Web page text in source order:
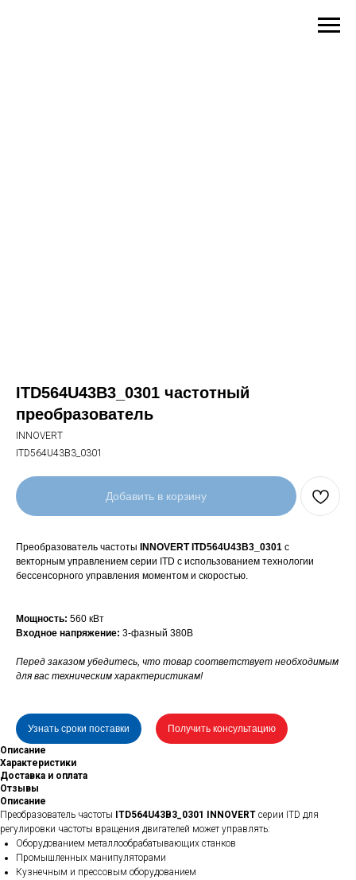
ITD564U43B3_0301 частотный
преобразователь
INNOVERT
ITD564U43B3_0301
Добавить в корзину
Преобразователь частоты INNOVERT ITD564U43B3_0301 с
векторным управлением серии ITD с использованием технологии
бессенсорного управления моментом и скоростью.
Мощность: 560 кВт
Входное напряжение: 3-фазный 380В
Перед заказом убедитесь, что товар соответствует необходимым
для вас техническим характеристикам!
Узнать сроки поставки
Получить консультацию
Описание
Характеристики
Доставка и оплата
Отзывы
Описание
Преобразователь частоты ITD564U43B3_0301 INNOVERT серии ITD для
регулировки частоты вращения двигателей может управлять:
Оборудованием металлообрабатывающих станков
Промышленных манипуляторами
Кузнечным и прессовым оборудованием